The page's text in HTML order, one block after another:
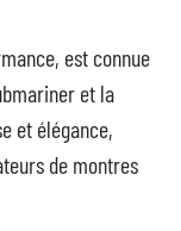
est connue
et la
et élégance,
de montres